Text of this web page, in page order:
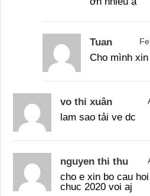
Tuan
Cho mình
vo thi xuân
lam sao tải ve dc
nguyen thi thu
cho e xin bo cau
chuc 2020 voi aj